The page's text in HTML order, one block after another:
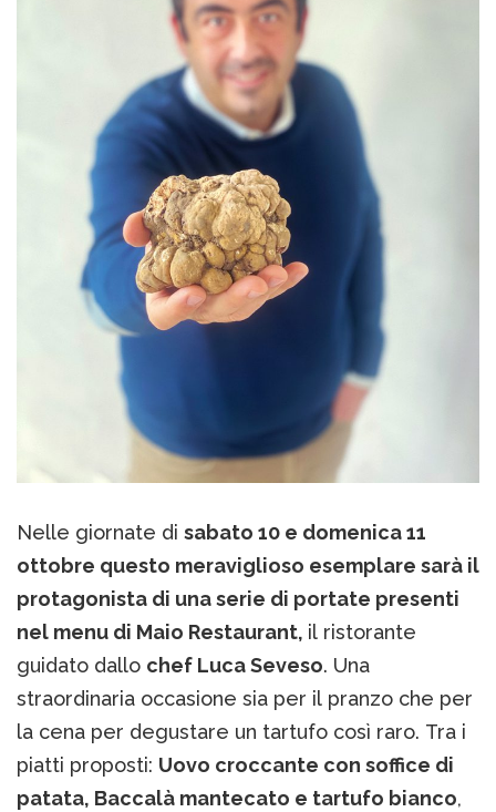
Nelle giornate di sabato 10 e domenica 11
ottobre questo meraviglioso esemplare sarà il
protagonista di una serie di portate presenti
nel menu di Maio Restaurant, il ristorante
guidato dallo chef Luca Seveso. Una
straordinaria occasione sia per il pranzo che per
la cena per degustare un tartufo così raro. Tra i
piatti proposti: Uovo croccante con soffice di
patata, Baccalà mantecato e tartufo bianco,